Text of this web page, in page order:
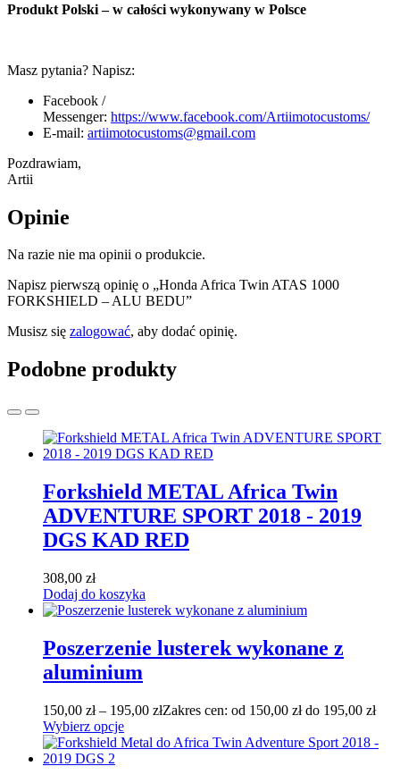
Produkt Polski – w całości wykonywany w Polsce
Masz pytania? Napisz:
Facebook /
Messenger: https://www.facebook.com/Artiimotocustoms/
E-mail: artiimotocustoms@gmail.com
Pozdrawiam,
Artii
Opinie
Na razie nie ma opinii o produkcie.
Napisz pierwszą opinię o „Honda Africa Twin ATAS 1000
FORKSHIELD – ALU BEDU”
Musisz się zalogować, aby dodać opinię.
Podobne produkty
Forkshield METAL Africa Twin
ADVENTURE SPORT 2018 - 2019
DGS KAD RED
308,00 zł
Dodaj do koszyka
Poszerzenie lusterek wykonane z
aluminium
150,00 zł – 195,00 złZakres cen: od 150,00 zł do 195,00 zł
Wybierz opcje